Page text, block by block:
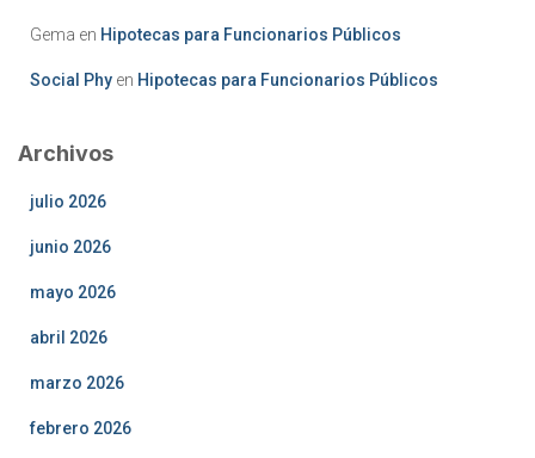
Gema en Hipotecas para Funcionarios Públicos
Social Phy en Hipotecas para Funcionarios Públicos
Archivos
julio 2026
junio 2026
mayo 2026
abril 2026
marzo 2026
febrero 2026